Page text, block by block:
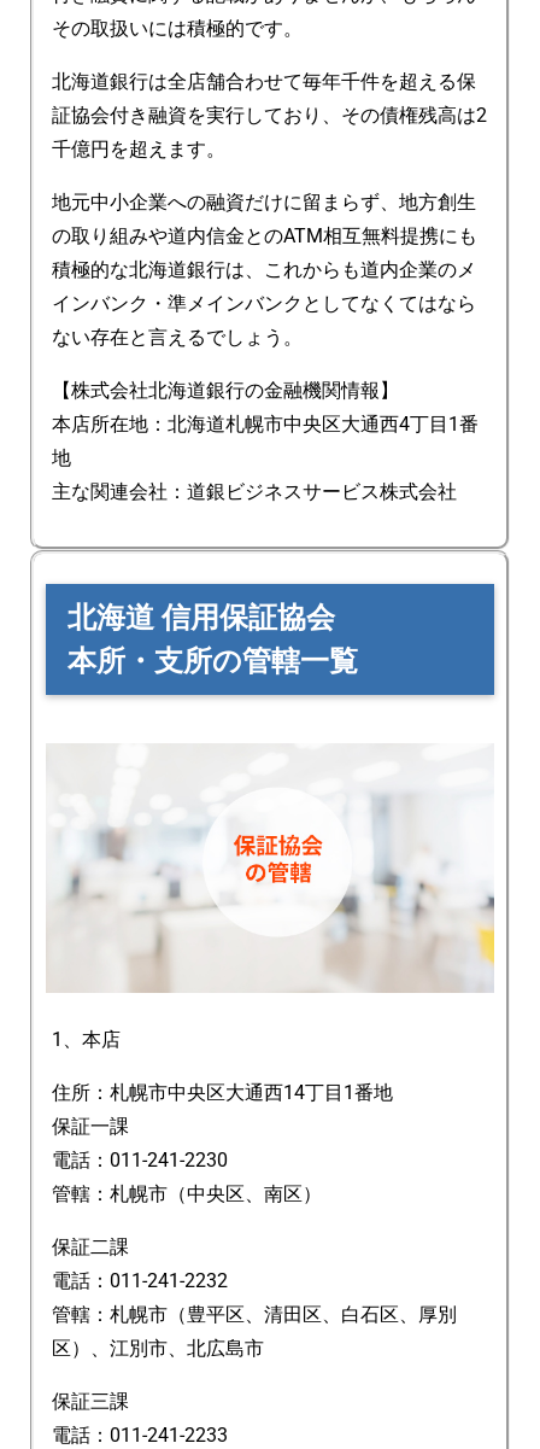
その取扱いには積極的です。
北海道銀行は全店舗合わせて毎年千件を超える保
証協会付き融資を実行しており、その債権残高は2
千億円を超えます。
地元中小企業への融資だけに留まらず、地方創生
の取り組みや道内信金とのATM相互無料提携にも
積極的な北海道銀行は、これからも道内企業のメ
インバンク・準メインバンクとしてなくてはなら
ない存在と言えるでしょう。
【株式会社北海道銀行の金融機関情報】
本店所在地：北海道札幌市中央区大通西4丁目1番
地
主な関連会社：道銀ビジネスサービス株式会社
北海道 信用保証協会
本所・支所の管轄一覧
1、本店
住所：札幌市中央区大通西14丁目1番地
保証一課
電話：011-241-2230
管轄：札幌市（中央区、南区）
保証二課
電話：011-241-2232
管轄：札幌市（豊平区、清田区、白石区、厚別
区）、江別市、北広島市
保証三課
電話：011-241-2233